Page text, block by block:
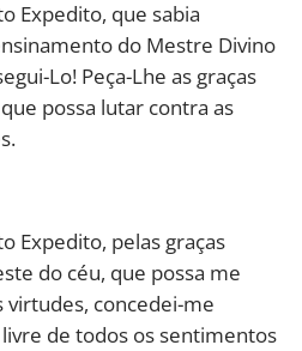
Expedito, que sabia
do Mestre Divino
Lo! Peça-Lhe as graças
possa lutar contra as
Expedito, pelas graças
do céu, que possa me
virtudes, concedei-me
de todos os sentimentos